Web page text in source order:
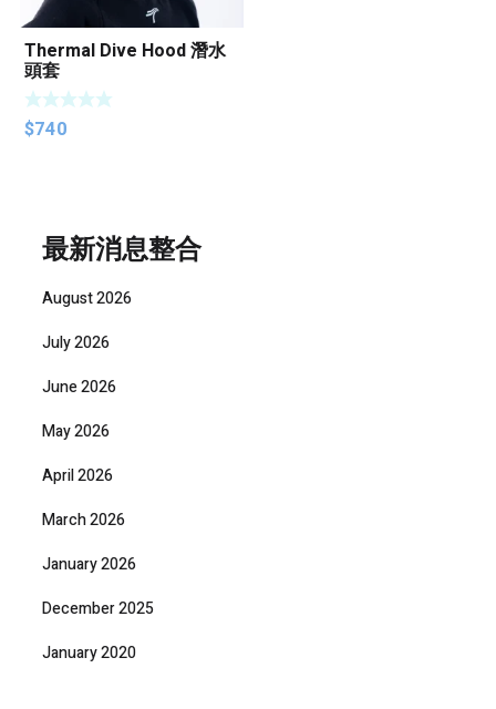
Thermal Dive Hood 潛水
頭套
$740
最新消息整合
August 2026
July 2026
June 2026
May 2026
April 2026
March 2026
January 2026
December 2025
January 2020